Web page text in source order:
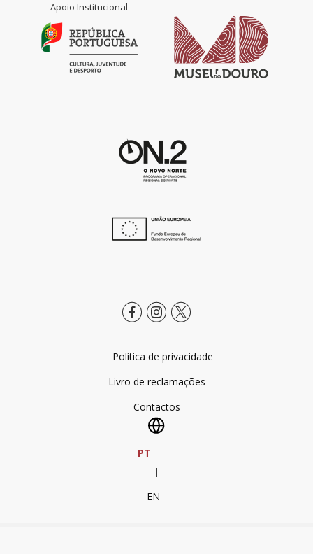
Apoio Institucional
Política de privacidade
Livro de reclamações
Contactos
PT
|
EN